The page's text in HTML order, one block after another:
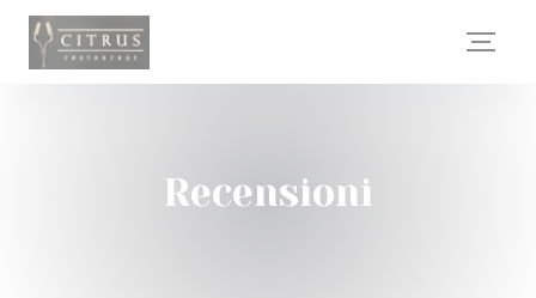
Personalizzazione delle tue scelte sui cookie
Recensioni